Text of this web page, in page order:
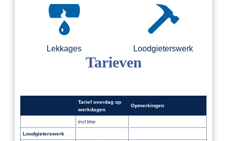
Lekkages Loodgieterswerk
Tarieven
Tarief overdag op
werkdagen
Opmerkingen
incl btw
Loodgieterswerk